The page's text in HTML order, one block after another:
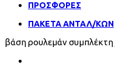
ΠΡΟΣΦΟΡΕΣ
ΠΑΚΕΤΑ ΑΝΤΑΛ/ΚΩΝ
βάση ρουλεμάν συμπλέκτη